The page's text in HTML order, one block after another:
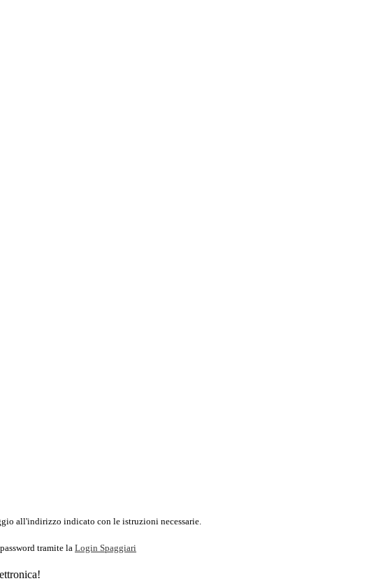
all'indirizzo indicato con le istruzioni necessarie.
tramite la Login Spaggiari